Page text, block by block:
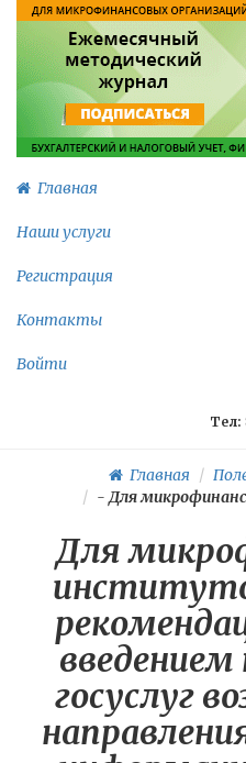
Главная
Наши услуги
Регистрация
Контакты
Войти
Тел:
Главная
-Для
Для
госуслуг